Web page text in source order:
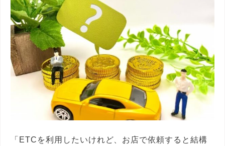
「ETCを利用したいけれど、お店で依頼すると結構